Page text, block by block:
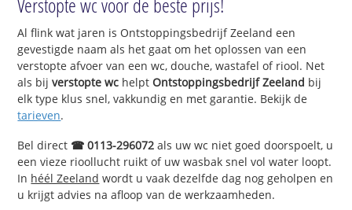
Al flink wat jaren is Ontstoppingsbedrijf Zeeland een
gevestigde naam als het gaat om het oplossen van een
verstopte afvoer van een wc, douche, wastafel of riool. Net
als bijverstopte wc helptOntstoppingsbedrijf Zeeland bij
elk type klus snel, vakkundig en met garantie. Bekijk de
tarieven.
Bel direct ☎ 0113-296072 als uw wc niet goed doorspoelt, u
een vieze rioollucht ruikt of uw wasbak snel vol water loopt.
In héél Zeeland wordt u vaak dezelfde dag nog geholpen en
u krijgt advies na afloop van de werkzaamheden.